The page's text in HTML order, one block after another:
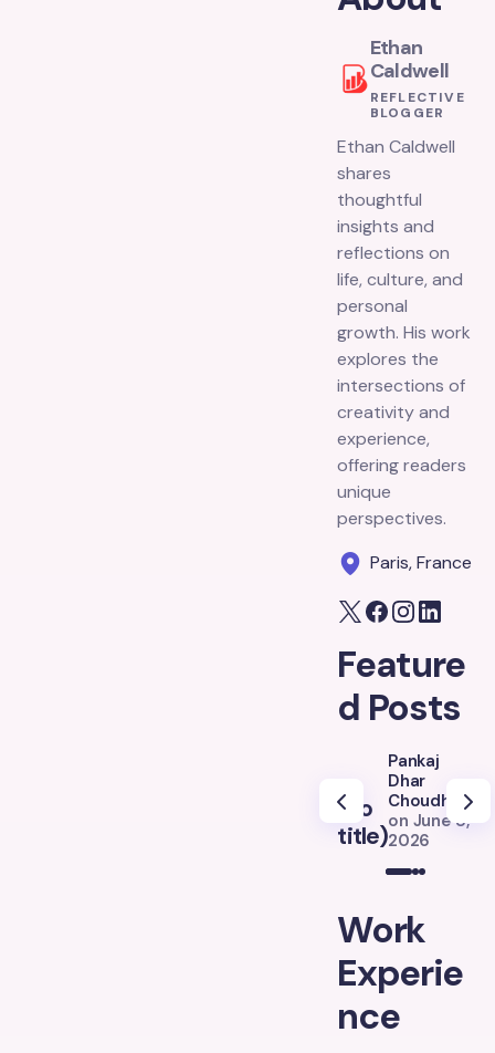
Ethan
Caldwell
REFLECTIVE
BLOGGER
Ethan Caldwell
shares
thoughtful
insights and
reflections on
life, culture, and
personal
growth. His work
explores the
intersections of
creativity and
experience,
offering readers
unique
perspectives.
Paris, France
Feature
d Posts
(no
title)
Pankaj
Dhar
Choudhury
on June 8,
2026
Work
Experie
nce